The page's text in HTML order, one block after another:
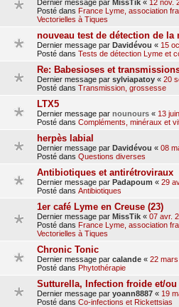
Dernier message par MissTik « 12 nov.
Posté dans France Lyme, association
Vectorielles à Tiques
nouveau test de détection de la
Dernier message par Davidévou « 15
Posté dans Tests de détection Lyme et
Re: Babesioses et
Dernier message par sylviapatoy « 20
Posté dans Transmission, grossesse
LTX5
Dernier message par nounours « 13
Posté dans Compléments, minéraux et
herpès labial
Dernier message par Davidévou « 08
Posté dans Questions diverses
Antibiotiques et antirétroviraux
Dernier message par Padapoum « 29
Posté dans Antibiotiques
1er café Lyme en Creuse (23)
Dernier message par MissTik « 07 avr.
Posté dans France Lyme, association
Vectorielles à Tiques
Chronic Tonic
Dernier message par calande « 22 mars
Posté dans Phytothérapie
Sutturella, Infection froide et/
Dernier message par yoann8887 « 19
Posté dans Co-infections et Rickettsias